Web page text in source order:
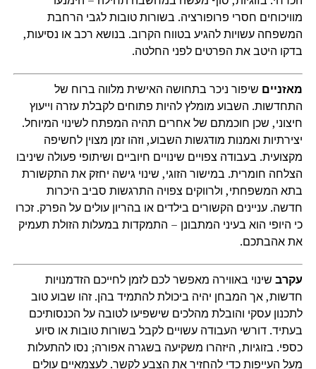
מוויכוחים חסרי פרופורציה. בשורות טובות לגבי הרחבת
המשפחה עשויות להגיע בטווח הקרוב. בנושא רכב או נסיעות,
בדקו היטב את הפרטים לפני החלטה.
מאזניים שיפור ניכר בתחושה האישית מלווה ברוח של
התחדשות. השבוע מומלץ להיות פתוחים לקבלת עזרה וייעוץ
חיצוני, שכן חוכמתם של אחרים תהיה המפתח לשינוי המיוחל.
יצירתיות ואמנות מודגשות השבוע, וזהו זמן מצוין לחשיפה
מקצועית. בעבודה צפויים שינויים חיוביים ושיתופי פעולה שיניבו
הצלחה חומרית. במישור הזוגי, שינוי גישה יחזק את התקשורת
בתא המשפחתי, ולרווקים צפויה התרגשות סביב היכרות
חדשה. עניינים הקשורים בילדים או בהריון עולים על הפרק. זכרו
כי היופי הוא בעיני המתבונן – התמקדות במעלות הזולת תעמיק
את אהבתכם.
עקרבשינוי באווירה מאפשר לכם לזמן לחייכם הזדמנויות
חדשות, אך המבחן יהיה ביכולת להתמיד בהן. זהו שבוע טוב
לתכנון עסקי והובלת מהלכים שישפיעו לטובה על הכנסותיכם
בעתיד. דורשי העבודה עשויים לקבל בשורות טובות או סיוע
כספי. בזוגיות, היזהרו משקיעה בשגרה אפורה; נסו להתעלות
מעל העייפות כדי להחזיר את הצבע לקשר. לעצמאיים עולים